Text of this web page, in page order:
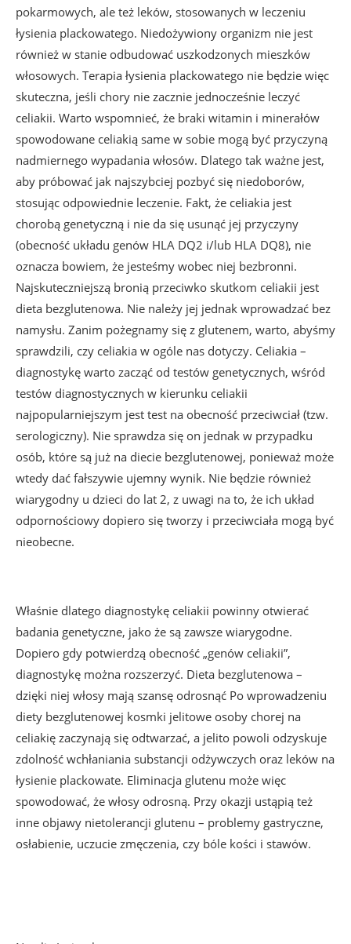
pokarmowych, ale też leków, stosowanych w leczeniu
łysienia plackowatego. Niedożywiony organizm nie jest
również w stanie odbudować uszkodzonych mieszków
włosowych. Terapia łysienia plackowatego nie będzie więc
skuteczna, jeśli chory nie zacznie jednocześnie leczyć
celiakii. Warto wspomnieć, że braki witamin i minerałów
spowodowane celiakią same w sobie mogą być przyczyną
nadmiernego wypadania włosów. Dlatego tak ważne jest,
aby próbować jak najszybciej pozbyć się niedoborów,
stosując odpowiednie leczenie. Fakt, że celiakia jest
chorobą genetyczną i nie da się usunąć jej przyczyny
(obecność układu genów HLA DQ2 i/lub HLA DQ8), nie
oznacza bowiem, że jesteśmy wobec niej bezbronni.
Najskuteczniejszą bronią przeciwko skutkom celiakii jest
dieta bezglutenowa. Nie należy jej jednak wprowadzać bez
namysłu. Zanim pożegnamy się z glutenem, warto, abyśmy
sprawdzili, czy celiakia w ogóle nas dotyczy. Celiakia –
diagnostykę warto zacząć od testów genetycznych, wśród
testów diagnostycznych w kierunku celiakii
najpopularniejszym jest test na obecność przeciwciał (tzw.
serologiczny). Nie sprawdza się on jednak w przypadku
osób, które są już na diecie bezglutenowej, ponieważ może
wtedy dać fałszywie ujemny wynik. Nie będzie również
wiarygodny u dzieci do lat 2, z uwagi na to, że ich układ
odpornościowy dopiero się tworzy i przeciwciała mogą być
nieobecne.
Właśnie dlatego diagnostykę celiakii powinny otwierać
badania genetyczne, jako że są zawsze wiarygodne.
Dopiero gdy potwierdzą obecność „genów celiakii”,
diagnostykę można rozszerzyć. Dieta bezglutenowa –
dzięki niej włosy mają szansę odrosnąć Po wprowadzeniu
diety bezglutenowej kosmki jelitowe osoby chorej na
celiakię zaczynają się odtwarzać, a jelito powoli odzyskuje
zdolność wchłaniania substancji odżywczych oraz leków na
łysienie plackowate. Eliminacja glutenu może więc
spowodować, że włosy odrosną. Przy okazji ustąpią też
inne objawy nietolerancji glutenu – problemy gastryczne,
osłabienie, uczucie zmęczenia, czy bóle kości i stawów.